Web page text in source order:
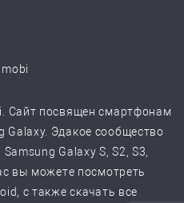
Сайт посвящен смартфонам
Galaxy. Эдакое сообщество
Galaxy S, S2, S3,
вы можете посмотреть
с также скачать все